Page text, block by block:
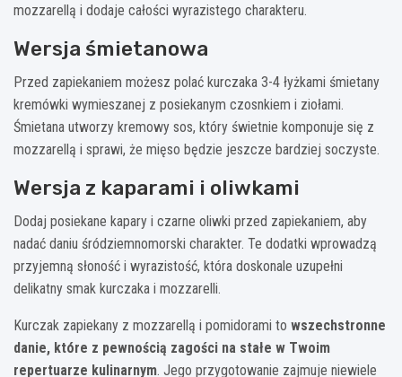
mozzarellą i dodaje całości wyrazistego charakteru.
Wersja śmietanowa
Przed zapiekaniem możesz polać kurczaka 3-4 łyżkami śmietany
kremówki wymieszanej z posiekanym czosnkiem i ziołami.
Śmietana utworzy kremowy sos, który świetnie komponuje się z
mozzarellą i sprawi, że mięso będzie jeszcze bardziej soczyste.
Wersja z kaparami i oliwkami
Dodaj posiekane kapary i czarne oliwki przed zapiekaniem, aby
nadać daniu śródziemnomorski charakter. Te dodatki wprowadzą
przyjemną słoność i wyrazistość, która doskonale uzupełni
delikatny smak kurczaka i mozzarelli.
Kurczak zapiekany z mozzarellą i pomidorami to wszechstronne
danie, które z pewnością zagości na stałe w Twoim
repertuarze kulinarnym. Jego przygotowanie zajmuje niewiele